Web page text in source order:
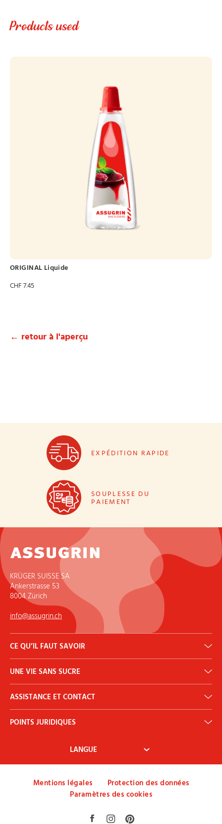
Products used
ORIGINAL Liquide
CHF7.45
← retour à l'aperçu
EXPÉDITION RAPIDE
SOUPLESSE DU
PAIEMENT
KRÜGER SUISSE SA
Ankerstrasse 53
8004 Zürich
info@assugrin.ch
CE QU’IL FAUT SAVOIR
Histoire
Qu’est-ce que l’érythritol?
Bulletin d’information
UNE VIE SANS SUCRE
ASSISTANCE ET CONTACT
Mon compte
POINTS JURIDIQUES
Droit de rétractation
Mentions légales
Protection des données
Paramètres des cookies